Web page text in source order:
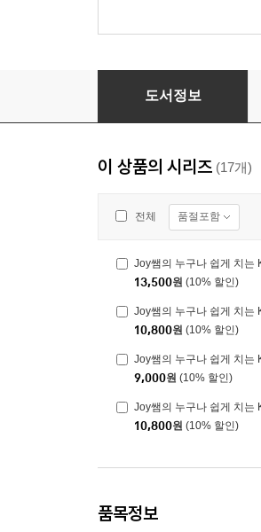
Joy쌤의 누구나 쉽게 치
도서정보
이 상품의 시리즈 (17개)
전체 품절포함
Joy쌤의 누구나 쉽게 치는
13,500원 (10% 할인)
Joy쌤의 누구나 쉽게 치는
10,800원 (10% 할인)
Joy쌤의 누구나 쉽게 치는
9,000원 (10% 할인)
Joy쌤의 누구나 쉽게 치는
10,800원 (10% 할인)
품목정보